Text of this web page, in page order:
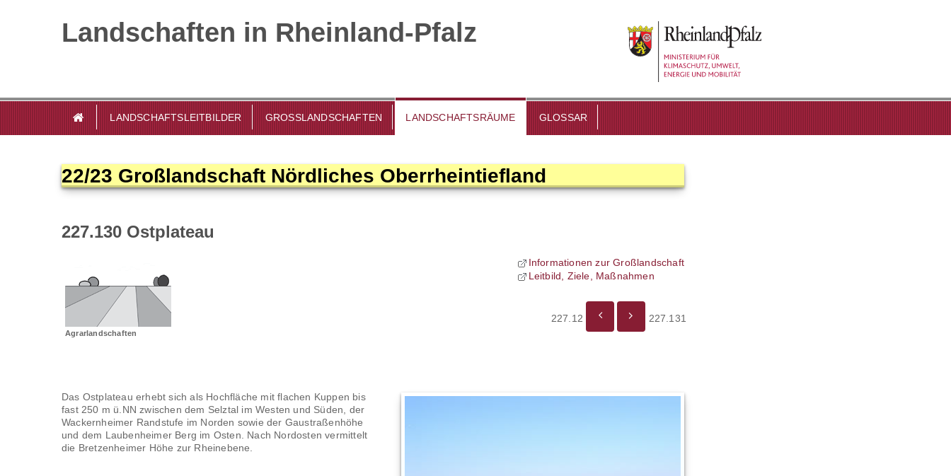
Landschaften in Rheinland-Pfalz
LANDSCHAFTSLEITBILDER GROSSLANDSCHAFTEN LANDSCHAFTSRÄUME GLOSSAR
22/23 Großlandschaft Nördliches Oberrheintiefland
227.130 Ostplateau
Informationen zur Großlandschaft
Leitbild, Ziele, Maßnahmen
Agrarlandschaften
227.12 227.131
Das Ostplateau erhebt sich als Hochfläche mit flachen Kuppen bis
fast 250 m ü.NN zwischen dem Selztal im Westen und Süden, der
Wackernheimer Randstufe im Norden sowie der Gaustraßenhöhe
und dem Laubenheimer Berg im Osten. Nach Nordosten vermittelt
die Bretzenheimer Höhe zur Rheinebene.